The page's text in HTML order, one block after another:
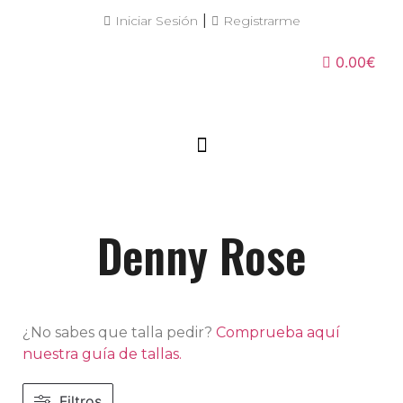
Iniciar Sesión Registrarme
0.00€
Denny Rose
¿No sabes que talla pedir? Comprueba aquí
nuestra guía de tallas.